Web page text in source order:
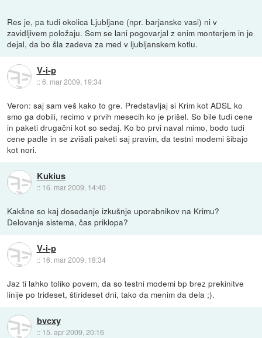
Res je, pa tudi okolica Ljubljane (npr. barjanske vasi) ni v
zavidljivem položaju. Sem se lani pogovarjal z enim monterjem in je
dejal, da bo šla zadeva za med v ljubljanskem kotlu.
V-i-p
::6. mar 2009, 19:34
Veron: saj sam veš kako to gre. Predstavljaj si Krim kot ADSL ko
smo ga dobili, recimo v prvih mesecih ko je prišel. So bile tudi cene
in paketi drugačni kot so sedaj. Ko bo prvi naval mimo, bodo tudi
cene padle in se zvišali paketi saj pravim, da testni modemi šibajo
kot nori.
Kukius
:: 16. mar 2009, 14:40
Kakšne so kaj dosedanje izkušnje uporabnikov na Krimu?
Delovanje sistema, čas priklopa?
V-i-p
:: 16. mar 2009, 18:34
Jaz ti lahko toliko povem, da so testni modemi bp brez prekinitve
linije po trideset, štirideset dni, tako da menim da dela ;).
bvcxy
:: 15. apr 2009, 20:16